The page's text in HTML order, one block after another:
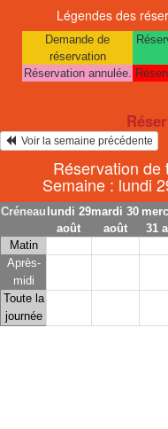
Légendes des
Demande de
réservation
Réservation annulée.
  Voir la semaine précédente
Réservation de
Semaine : lundi
Créneau lundi 29
août
mardi 30
août
31
Matin
Après-
midi
Toute la
journée